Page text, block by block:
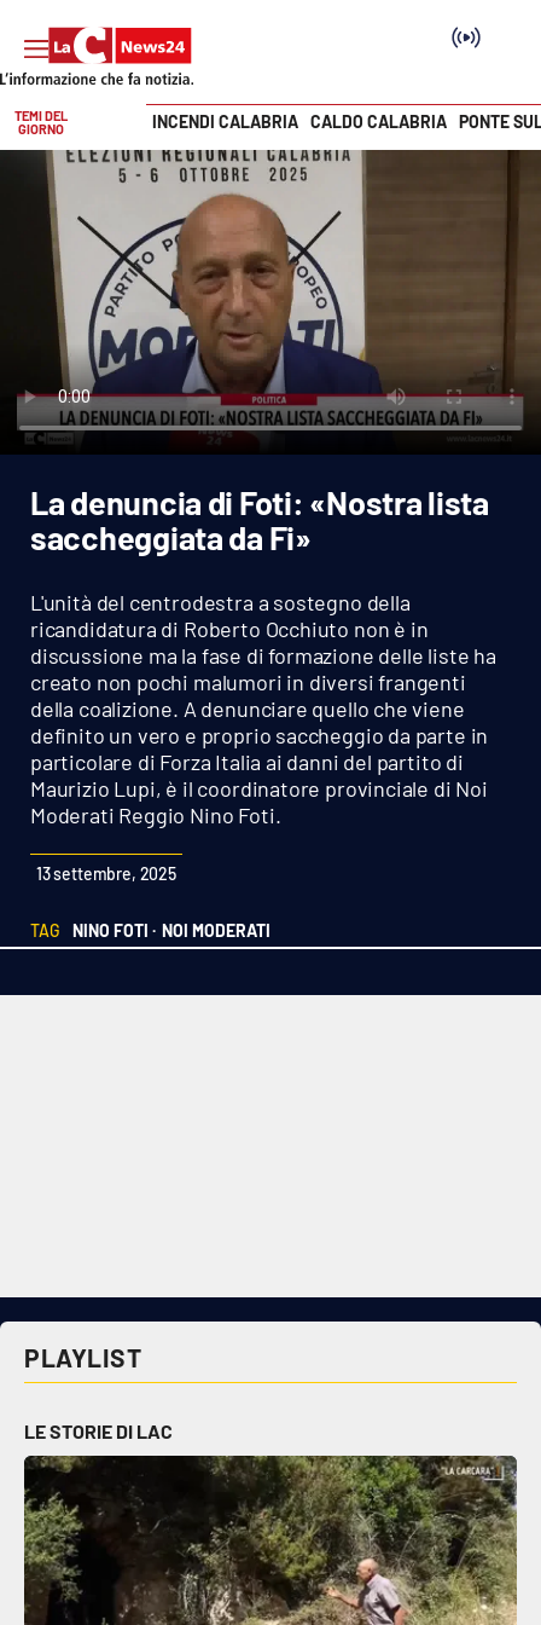
SEZIONI
Cronaca
Politica
Attualità
Economia e lavoro
Italia Mondo
Sport
Cultura
Podcast
Meteo
Editoriali
Sanità
Società
Sport
RUBRICHE
Good Morning Vietnam
Vai
TEMI DEL
GIORNO
INCENDI CALABRIA CALDO CALABRIA PONTE
La denuncia di Foti: «Nostra lista
saccheggiata da Fi»
L'unità del centrodestra a sostegno della
ricandidatura di Roberto Occhiuto non è in
discussione ma la fase di formazione delle liste ha
creato non pochi malumori in diversi frangenti
della coalizione. A denunciare quello che viene
definito un vero e proprio saccheggio da parte in
particolare di Forza Italia ai danni del partito di
Maurizio Lupi, è il coordinatore provinciale di Noi
Moderati Reggio Nino Foti.
13 settembre, 2025
TAG NINO FOTI · NOI MODERATI
PLAYLIST
LE STORIE DI LAC